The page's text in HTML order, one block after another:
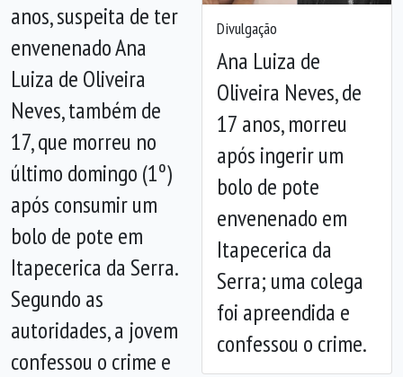
Divulgação
Ana Luiza de
Oliveira Neves, de
17 anos, morreu
após ingerir um
bolo de pote
envenenado em
Itapecerica da
Serra; uma colega
foi apreendida e
confessou o crime.
Anterior
anos, suspeita de ter
envenenado Ana
Luiza de Oliveira
Neves, também de
17, que morreu no
último domingo (1º)
após consumir um
bolo de pote em
Itapecerica da Serra.
Segundo as
autoridades, a jovem
confessou o crime e